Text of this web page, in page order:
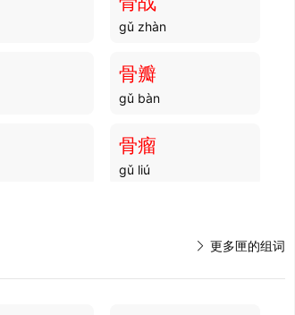
gǔ zhàn
骨瓣
gǔ bàn
骨瘤
gǔ liú
 更多匣的组词